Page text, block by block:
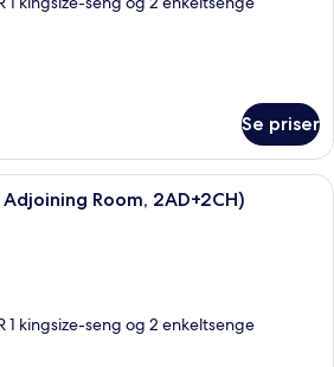
Se priser
Et hotelværelse med en stor seng,
Room, 2AD+2CH)
1 kingsize-seng og 2 enkeltsenge